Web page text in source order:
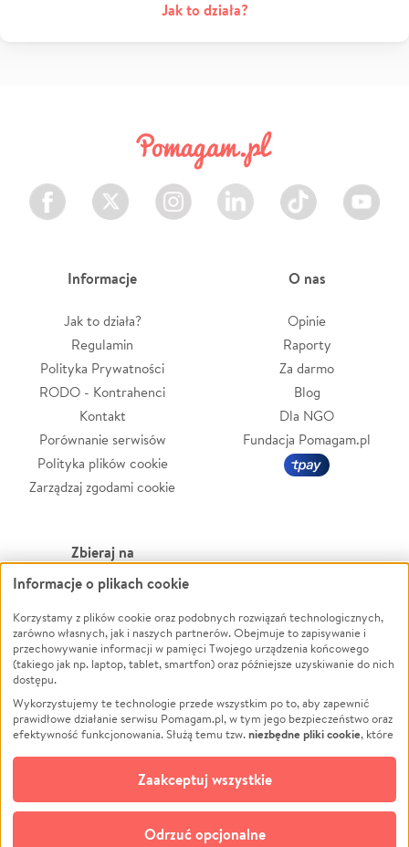
Jak to działa?
Facebook Twitter Instagram LinkedIn TikTok Youtube
Informacje
Jak to działa?
Regulamin
Polityka Prywatności
RODO - Kontrahenci
Kontakt
Porównanie serwisów
Polityka plików cookie
Zarządzaj zgodami cookie
O nas
Opinie
Raporty
Za darmo
Blog
Dla NGO
Fundacja Pomagam.pl
Zbieraj na
Leczenie
Zwierzęta
Pożar
Ukraina
Pomoc Finansowa
Projekty
Pogrzeb
Społeczność lokalna
Kultura
Powódź
Wichura
NGO
Edukacja
Podróż
Impreza
Ochrona środowiska
Biznes
Informacje o plikach cookie
Korzystamy z plików cookie oraz podobnych rozwiązań technologicznych,
zarówno własnych, jak i naszych partnerów. Obejmuje to zapisywanie i
przechowywanie informacji w pamięci Twojego urządzenia końcowego
(takiego jak np. laptop, tablet, smartfon) oraz późniejsze uzyskiwanie do nich
dostępu.
Wykorzystujemy te technologie przede wszystkim po to, aby zapewnić
prawidłowe działanie serwisu Pomagam.pl, w tym jego bezpieczeństwo oraz
efektywność funkcjonowania. Służą temu tzw.niezbędne pliki cookie, które
opcjonalnych plików cookie
technologii do celów analitycznych i retargetingowych. Możesz wyrazić
zgodę na ich stosowanie lub jej odmówić. W dowolnym momencie masz
możliwość zmiany swoich preferencji na stronie „Zarządzaj zgodami cookie”,
do której link znajdziesz w stopce serwisu Pomagam.pl. Opcjonalne pliki
Odrzuć opcjonalne
Zaakceptuj wszystkie